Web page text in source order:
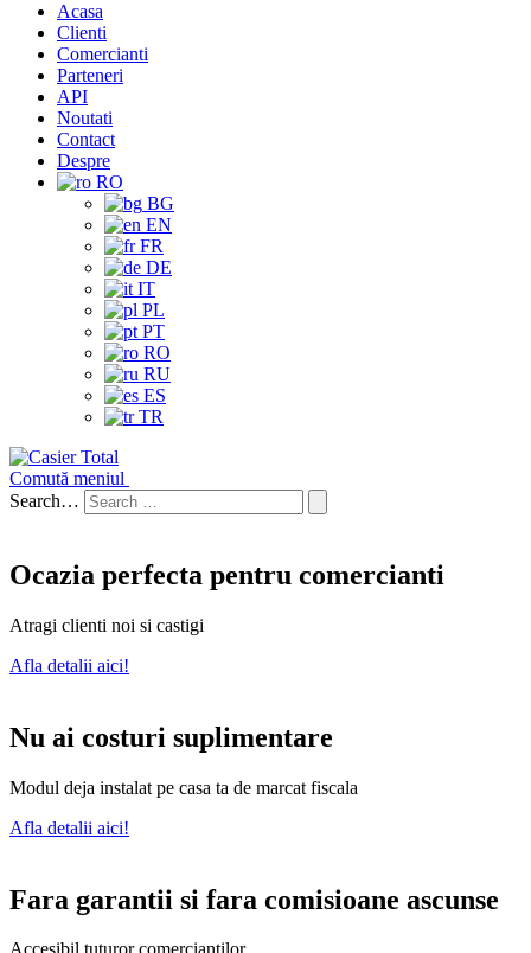
Acasa
Clienti
Comercianti
Parteneri
API
Noutati
Contact
Despre
RO
BG
EN
FR
DE
IT
PL
PT
RO
RU
ES
TR
Comută meniul
Search…
Ocazia perfecta pentru comercianti
Atragi clienti noi si castigi
Afla detalii aici!
Nu ai costuri suplimentare
Modul deja instalat pe casa ta de marcat fiscala
Afla detalii aici!
Fara garantii si fara comisioane ascunse